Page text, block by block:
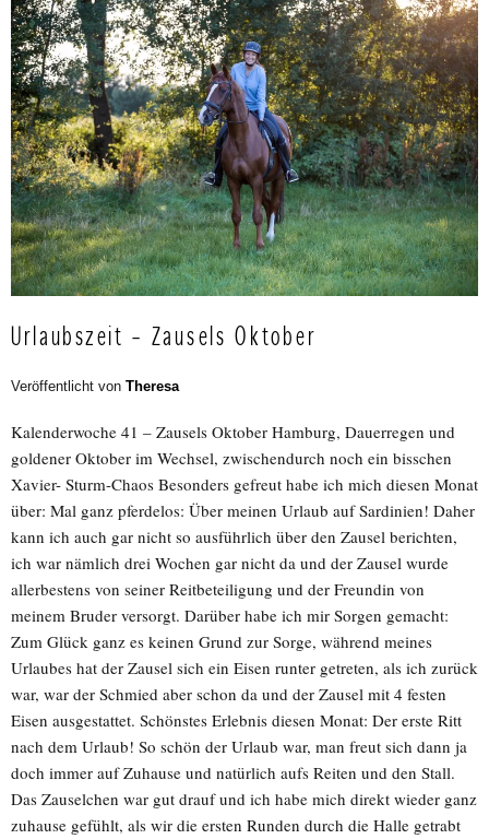
Urlaubszeit – Zausels Oktober
Veröffentlicht von Theresa
Kalenderwoche 41 – Zausels Oktober Hamburg, Dauerregen und
goldener Oktober im Wechsel, zwischendurch noch ein bisschen
Xavier- Sturm-Chaos Besonders gefreut habe ich mich diesen Monat
über: Mal ganz pferdelos: Über meinen Urlaub auf Sardinien! Daher
kann ich auch gar nicht so ausführlich über den Zausel berichten,
ich war nämlich drei Wochen gar nicht da und der Zausel wurde
allerbestens von seiner Reitbeteiligung und der Freundin von
meinem Bruder versorgt. Darüber habe ich mir Sorgen gemacht:
Zum Glück ganz es keinen Grund zur Sorge, während meines
Urlaubes hat der Zausel sich ein Eisen runter getreten, als ich zurück
war, war der Schmied aber schon da und der Zausel mit 4 festen
Eisen ausgestattet. Schönstes Erlebnis diesen Monat: Der erste Ritt
nach dem Urlaub! So schön der Urlaub war, man freut sich dann ja
doch immer auf Zuhause und natürlich aufs Reiten und den Stall.
Das Zauselchen war gut drauf und ich habe mich direkt wieder ganz
zuhause gefühlt, als wir die ersten Runden durch die Halle getrabt